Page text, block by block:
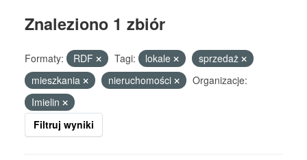
Znaleziono 1 zbiór
Formaty: RDF Tagi: lokale
sprzedaż
mieszkania
nieruchomości
Organizacje:
Imielin
Filtruj wyniki